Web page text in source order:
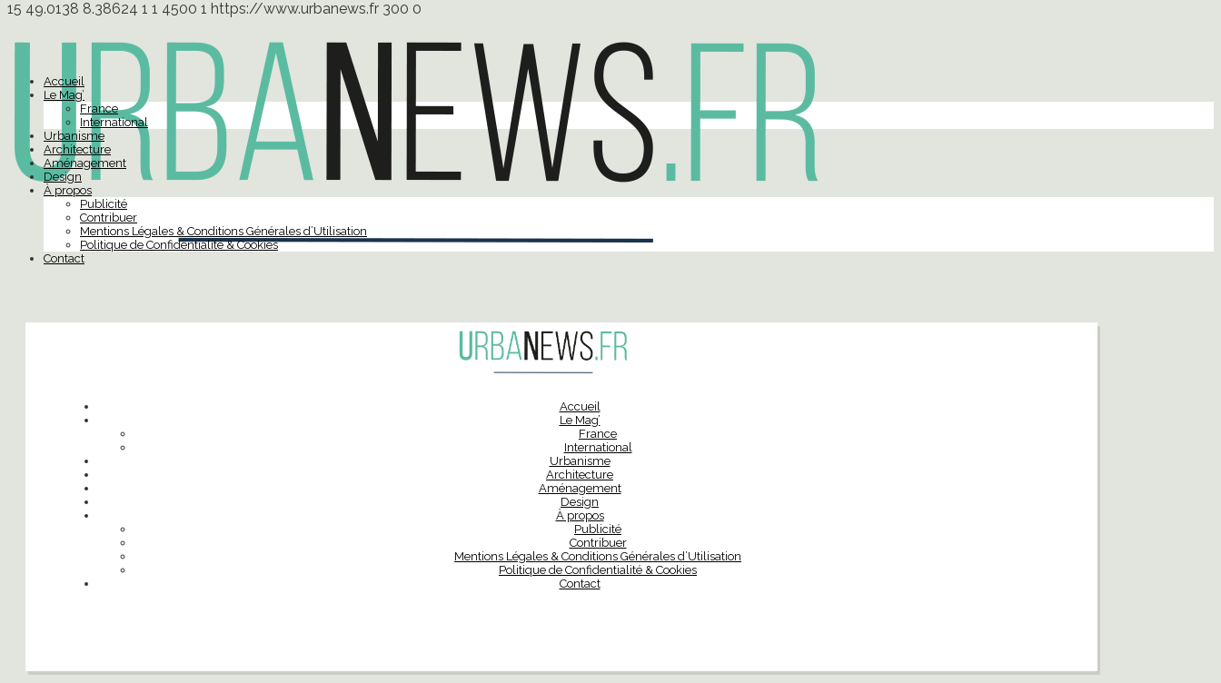
15 49.0138 8.38624 1 1 4500 1 https://www.urbanews.fr 300 0
Accueil
Le Mag’
France
International
Urbanisme
Architecture
Aménagement
Design
À propos
Publicité
Contribuer
Mentions Légales & Conditions Générales d’Utilisation
Politique de Confidentialité & Cookies
Contact
Accueil
Le Mag’
France
International
Urbanisme
Architecture
Aménagement
Design
À propos
Publicité
Contribuer
Mentions Légales & Conditions Générales d’Utilisation
Politique de Confidentialité & Cookies
Contact